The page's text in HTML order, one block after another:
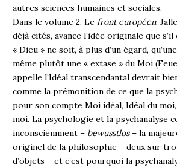
autres sciences humaines et sociales.
Dans le volume 2. Le front européen,
déjà cités, avance l’idée originale que
« Dieu » ne soit, à plus d’un égard,
même plutôt une « extase » du Moi
appelle l’Idéal transcendantal devrait
comme la prémonition de ce que la
pour son compte Moi idéal, Idéal du
moi. La psychologie et la psychanalyse
inconsciemment – bewusstlos– la
originel de la philosophie – deux sur
d’objets – et c’est pourquoi la